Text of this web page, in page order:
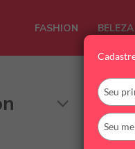
FASHION BELEZA
Digite
seu
nome
Digite
seu